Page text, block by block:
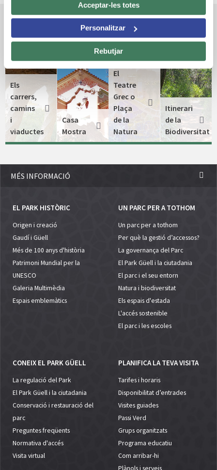
Acceptar-les totes
Personalitzar
Rebutjar
Altres espais emblemàtics
Els
carrers,
camins
i
viaductes
Casa
Mostra
El
Teatre
Grec o
Plaça
de la
Natura
Itinerari
de la
Biodiversitat
MÉS INFORMACIÓ
EL PARK HISTÒRIC
Origen i creació
Gaudí i Güell
Més de 100 anys d'història
Patrimoni Mundial per la
UNESCO
Galeria Multimèdia
Espais emblemàtics
UN PARC PER A TOTHOM
Un parc per a tothom
Per què la gestió d’accessos?
La governança del Parc
El Park Güell i la ciutadania
El parc i el seu entorn
Natura i biodiversitat
Els espais d'estada
L'accés sostenible
El parc i les escoles
CONEIX EL PARK GÜELL
La regulació del Park
El Park Güell i la ciutadania
Conservació i restauració del
parc
Preguntes freqüents
Normativa d'accés
Visita virtual
PLANIFICA LA TEVA VISITA
Tarifes i horaris
Disponibilitat d’entrades
Visites guiades
Passi Verd
Grups organitzats
Programa educatiu
Com arribar-hi